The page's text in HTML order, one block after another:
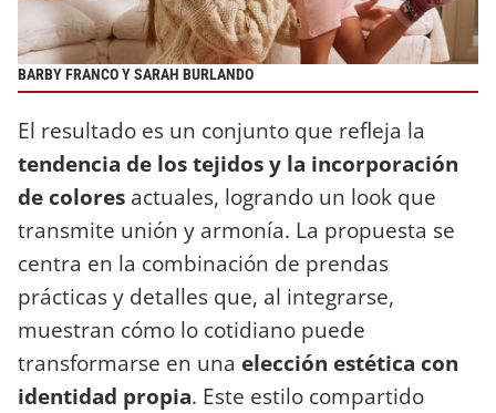
BARBY FRANCO Y SARAH BURLANDO
El resultado es un conjunto que refleja la
tendencia de los tejidos y la incorporación
de colores actuales, logrando un look que
transmite unión y armonía. La propuesta se
centra en la combinación de prendas
prácticas y detalles que, al integrarse,
muestran cómo lo cotidiano puede
transformarse en una elección estética con
identidad propia. Este estilo compartido